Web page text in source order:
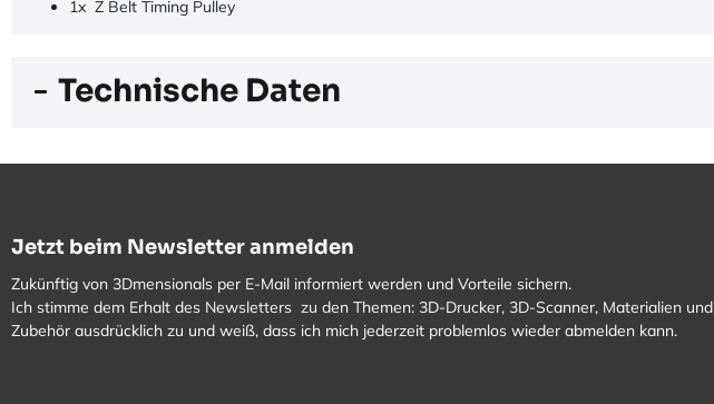
1x Z Belt Timing Pulley
Technische Daten
Jetzt beim Newsletter anmelden
Zukünftig von 3Dmensionals per E-Mail informiert werden und Vorteile sichern.
Ich stimme dem Erhalt des Newsletters zu den Themen: 3D-Drucker, 3D-Scanner, Materialien und
Zubehör ausdrücklich zu und weiß, dass ich mich jederzeit problemlos wieder abmelden kann.